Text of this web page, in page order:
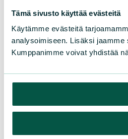
Tämä sivusto käyttää evästeitä
Käytämme evästeitä
analysoimiseen. Lisäksi
Kumppanimme voivat yhdistää